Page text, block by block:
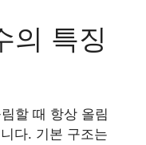
의 특징
할 때 항상 올림
다. 기본 구조는